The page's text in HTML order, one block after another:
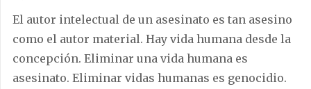
El autor intelectual de un asesinato es tan asesino
como el autor material. Hay vida humana desde la
concepción. Eliminar una vida humana es
asesinato. Eliminar vidas humanas es genocidio.